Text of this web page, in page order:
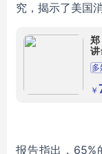
究，揭示了美国
郑
讲
多
￥
报告指出，65%